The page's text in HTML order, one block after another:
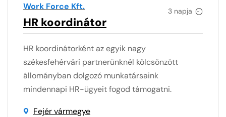
3 napja
Work Force Kft.
HR koordinátor
HR koordinátorként az egyik nagy
székesfehérvári partnerünknél kölcsönzött
állományban dolgozó munkatársaink
mindennapi HR-ügyeit fogod támogatni.
Fejér vármegye